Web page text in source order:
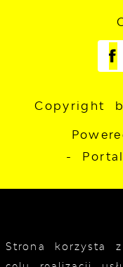
Copyright
-
Strona korzysta